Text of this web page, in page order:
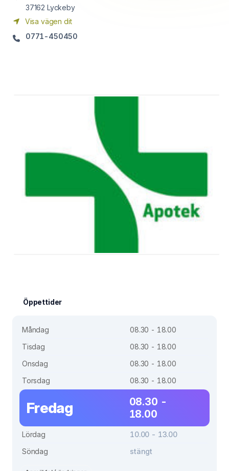
37162 Lyckeby
Visa vägen dit
0771-450450
Öppettider
Måndag
08.30 - 18.00
Tisdag
08.30 - 18.00
Onsdag
08.30 - 18.00
Torsdag
08.30 - 18.00
Fredag
08.30 -
18.00
Lördag
10.00 - 13.00
Söndag
stängt